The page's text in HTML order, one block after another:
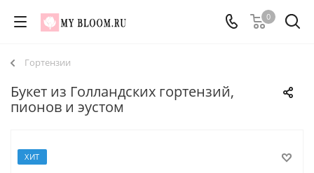
0
Гортензии
Букет из Голландских гортензий,
пионов и эустом
ХИТ